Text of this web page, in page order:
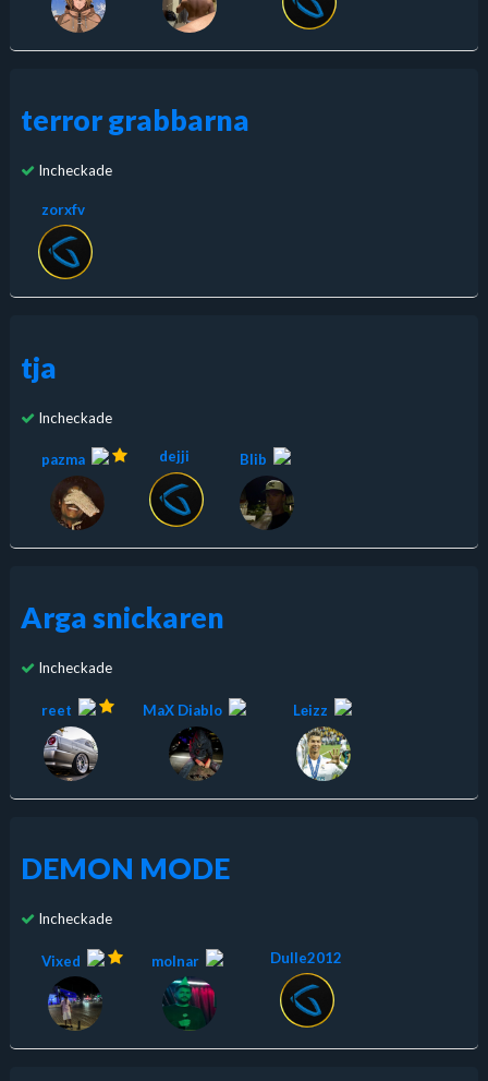
terror grabbarna
Incheckade
zorxfv
tja
Incheckade
pazma dejji Blib
Arga snickaren
Incheckade
reet MaX Diablo Lеizz
DEMON MODE
Incheckade
Vixed molnar Dulle2012